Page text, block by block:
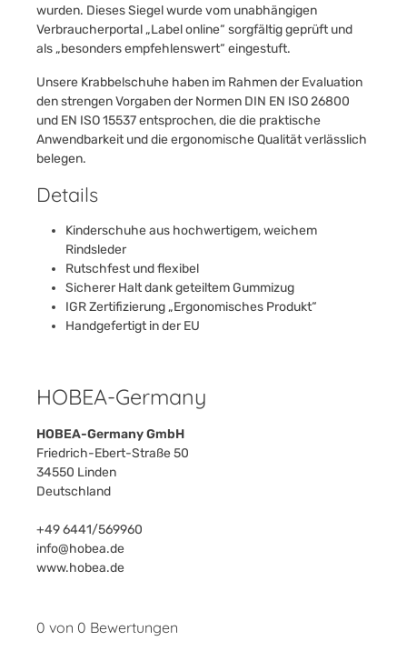
wurden. Dieses Siegel wurde vom unabhängigen
Verbraucherportal „Label online“ sorgfältig geprüft und
als „besonders empfehlenswert“ eingestuft.
Unsere Krabbelschuhe haben im Rahmen der Evaluation
den strengen Vorgaben der Normen DIN EN ISO 26800
und EN ISO 15537 entsprochen, die die praktische
Anwendbarkeit und die ergonomische Qualität verlässlich
belegen.
Details
Kinderschuhe aus hochwertigem, weichem
Rindsleder
Rutschfest und flexibel
Sicherer Halt dank geteiltem Gummizug
IGR Zertifizierung „Ergonomisches Produkt“
Handgefertigt in der EU
HOBEA-Germany
HOBEA-Germany GmbH
Friedrich-Ebert-Straße 50
34550 Linden
Deutschland
+49 6441/569960
info@hobea.de
www.hobea.de
0 von 0 Bewertungen